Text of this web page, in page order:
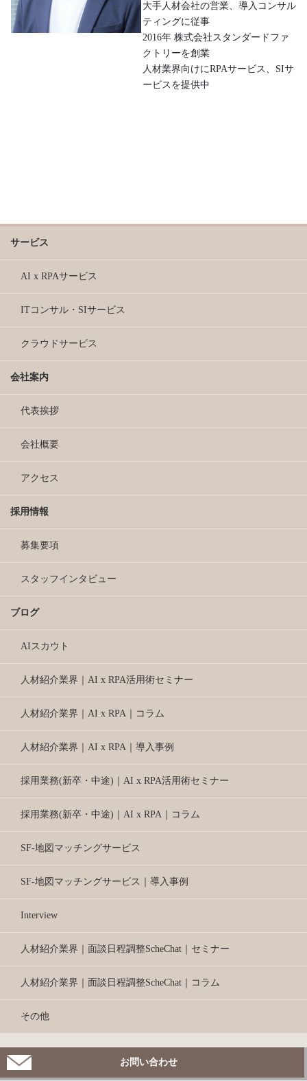
大手人材会社の営業、導入コンサル
ティングに従事
2016年 株式会社スタンダードファ
クトリーを創業
人材業界向けにRPAサービス、SIサ
ービスを提供中
サービス
AI x RPAサービス
ITコンサル・SIサービス
クラウドサービス
会社案内
代表挨拶
会社概要
アクセス
採用情報
募集要項
スタッフインタビュー
ブログ
AIスカウト
人材紹介業界｜AI x RPA活用術セミナー
人材紹介業界｜AI x RPA｜コラム
人材紹介業界｜AI x RPA｜導入事例
採用業務(新卒・中途)｜AI x RPA活用術セミナー
採用業務(新卒・中途)｜AI x RPA｜コラム
SF-地図マッチングサービス
SF-地図マッチングサービス｜導入事例
Interview
人材紹介業界｜面談日程調整ScheChat｜セミナー
人材紹介業界｜面談日程調整ScheChat｜コラム
その他
お問い合わせ